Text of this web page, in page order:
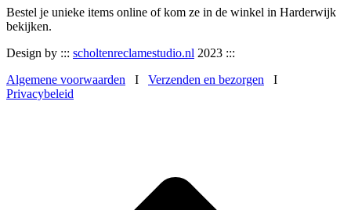
Bestel je unieke items online of kom ze in de winkel in Harderwijk
bekijken.
Design by ::: scholtenreclamestudio.nl 2023 :::
Algemene voorwaarden I Verzenden en bezorgen I
Privacybeleid